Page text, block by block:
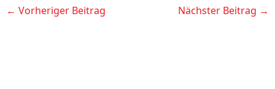
← Vorheriger Beitrag Nächster Beitrag →